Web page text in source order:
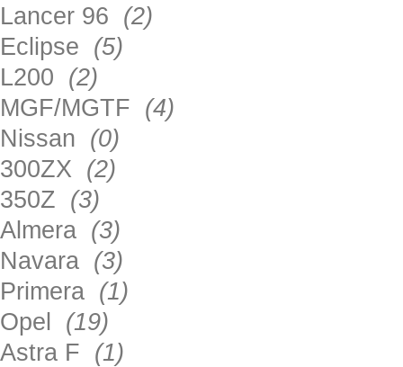
Lancer 96 (2)
Eclipse (5)
L200 (2)
MGF/MGTF (4)
Nissan (0)
300ZX (2)
350Z (3)
Almera (3)
Navara (3)
Primera (1)
Opel (19)
Astra F (1)